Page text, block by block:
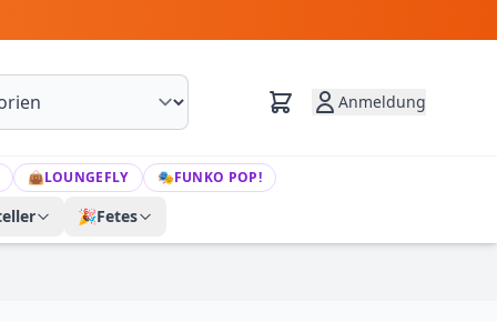
Anmeldung
👜LOUNGEFLY 🎭FUNKO POP!
🎉Fetes